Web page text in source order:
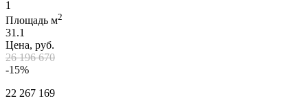
1
Площадь м2
31.1
Цена, руб.
26 196 670
-15%
22 267 169